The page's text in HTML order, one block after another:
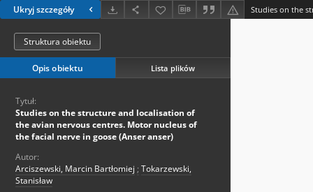
Ukryj szczegóły
Struktura obiektu
Opis obiektu Lista plików
Tytuł:
Studies on the structure and localisation of
the avian nervous centres. Motor nucleus of
the facial nerve in goose (Anser anser)
Autor:
Arciszewski, Marcin Bartłomiej ; Tokarzewski,
Stanisław